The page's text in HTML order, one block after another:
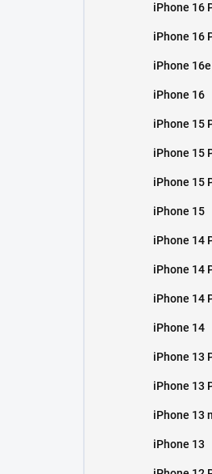
iPhone 16
iPhone 16
iPhone 16e
iPhone 16
iPhone 15
iPhone 15
iPhone 15
iPhone 15
iPhone 14
iPhone 14
iPhone 14
iPhone 14
iPhone 13
iPhone 13
iPhone 13
iPhone 13